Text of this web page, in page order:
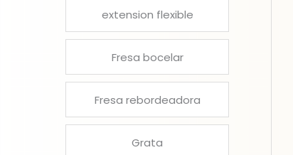
extension flexible
Fresa bocelar
Fresa rebordeadora
Grata